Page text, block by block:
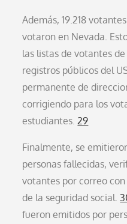
Además, 19.218
votaron en Nevada.
las listas de votantes
registros públicos del
permanente de
corrigiendo para los
estudiantes.29
Finalmente, se
personas fallecidas,
votantes por correo
de la seguridad social.
fueron emitidos por